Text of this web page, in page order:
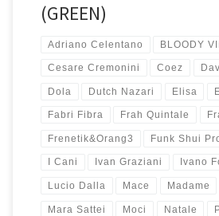
(GREEN)
Adriano Celentano BLOODY
Cesare Cremonini Coez
Dola Dutch Nazari Elisa
Fabri Fibra Frah Quintale
Frenetik&Orang3 Funk Shui
I Cani Ivan Graziani Ivano
Lucio Dalla Mace Madame
Mara Sattei Moci Natale